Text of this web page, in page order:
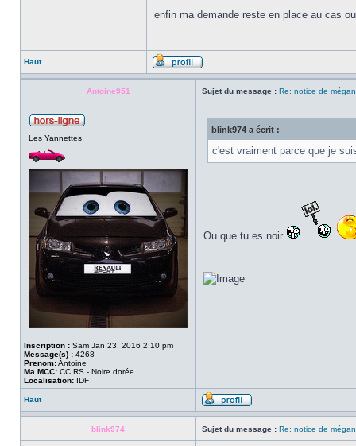
enfin ma demande reste en place au cas
Haut
Antoine951 Sujet du message : Re: notice de
Les Yannettes
Inscription : Sam Jan 23, 2016 2:10 pm
Message(s) : 4268
Prenom:Antoine
Ma MCC: CC RS - Noire dorée
Localisation: IDF
blink974 a écrit :
c'est vraiment parce que je
Ou que tu es noir
Haut
blink974 Sujet du message : Re: notice de